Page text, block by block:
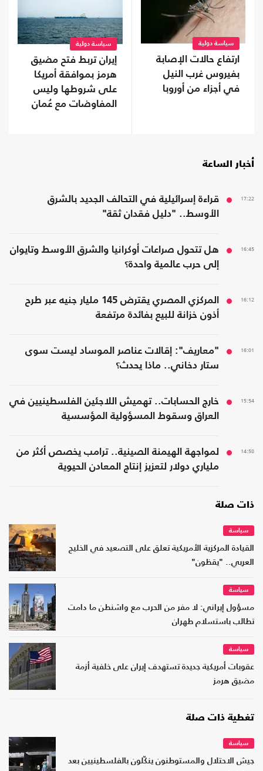
سياسة دولية
ارتفاع حالات الإصابة
بفيروس غرب النيل
في أجزاء من أوروبا
سياسة دولية
إيران تربط فتح مضيق
هرمز بموافقة أمريكا
على شروطها وليس
المفاوضات مع عُمان
أخبار الساعة
17:22
قراءة إسرائيلية في التحالف الجديد بالشرق
الأوسط.. "دليل فقدان ثقة"
16:45
هل تتحول صراعات أوكرانيا والشرق الأوسط وتايوان
إلى حرب عالمية واحدة؟
16:12
المركزي المصري يقترض 145 مليار جنيه عبر طرح
أذون خزانة للبيع بفائدة مرتفعة
16:01
"معاريف": إقالات عناصر الموساد ليست سوى
ستار دخاني.. ماذا يحدث؟
15:54
خارج الحسابات.. تهميش اللاجئين الفلسطينيين في
العراق وسقوط المسؤولية المؤسسية
14:58
لمواجهة الهيمنة الصينية.. ترامب يخصص أكثر من
ملياري دولار لتعزيز إنتاج المعادن الحيوية
ذات صلة
سياسة
القيادة المركزية الأمريكية تعلق على التصعيد في الخليج
العربي.. "يقظون"
سياسة
مسؤول إيراني: لا مفر من الحرب مع واشنطن ما دامت
تطالب باستسلام طهران
سياسة
عقوبات أمريكية جديدة تستهدف إيران على خلفية أزمة
مضيق هرمز
تغطية ذات صلة
سياسة
جيش الاحتلال والمستوطنون ينكّلون بالفلسطينيين بعد